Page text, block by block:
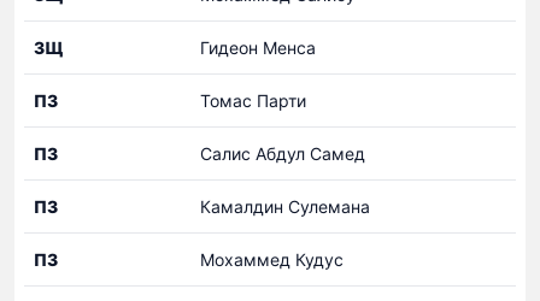
ЗЩ Гидеон Менса
ПЗ Томас Парти
ПЗ Салис Абдул Самед
ПЗ Камалдин Сулемана
ПЗ Мохаммед Кудус